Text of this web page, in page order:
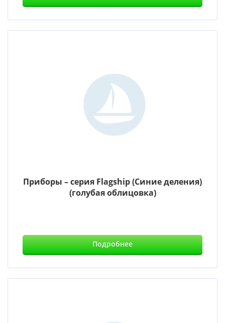
Приборы – серия Flagship (Синие деления)
(голубая облицовка)
Подробнее